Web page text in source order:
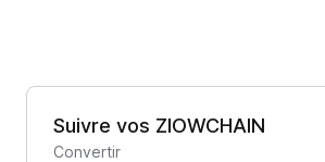
Suivre vos ZIOWCHAIN
Convertir